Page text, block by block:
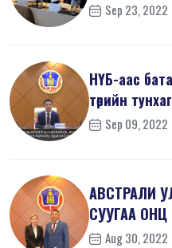
Sep 23, 2022
НҮБ-аас
төрийн
тал...Sep 09, 2022
АВСТРАЛИ
СУУГАА
ЭЛЧИН САЙД
Aug 30, 2022